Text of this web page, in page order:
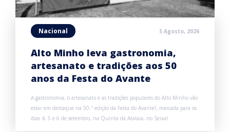
Nacional 5 Agosto, 2026
Alto Minho leva gastronomia,
artesanato e tradições aos 50
anos da Festa do Avante
A gastronomia, o artesanato e as tradições populares do Alto Minho vão
estar em destaque na 50.ª edição da Festa do Avante!, marcada para os
dias 4, 5 e 6 de setembro, na Quinta da Atalaia, no Seixal.